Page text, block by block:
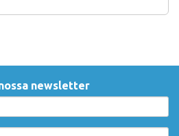
newsletter